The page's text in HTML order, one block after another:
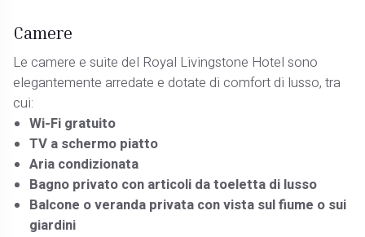
Camere
Le camere e suite del Royal Livingstone Hotel sono
elegantemente arredate e dotate di comfort di lusso, tra
cui:
Wi-Fi gratuito
TV a schermo piatto
Aria condizionata
Bagno privato con articoli da toeletta di lusso
Balcone o veranda privata con vista sul fiume o sui
giardini